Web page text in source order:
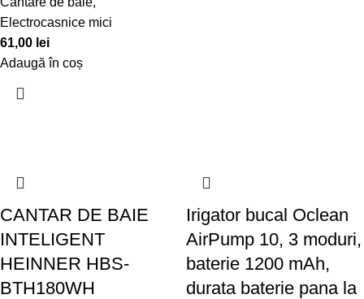
Electrocasnice mici
61,00 lei
Adaugă în coș
CANTAR DE BAIE
INTELIGENT
HEINNER HBS-
BTH180WH
Irigator bucal Oclean
AirPump 10, 3 moduri,
baterie 1200 mAh,
durata baterie pana la